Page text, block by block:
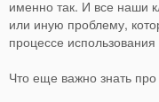
именно так. И все наши
или иную проблему,
процессе
Что еще важно знать